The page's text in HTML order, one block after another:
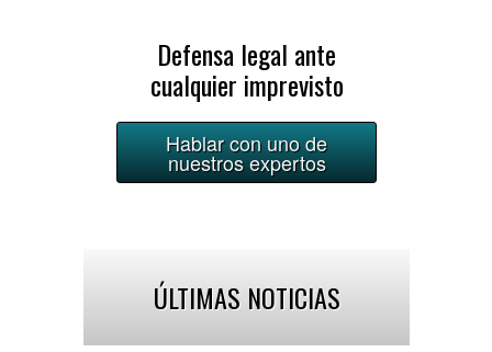
Defensa legal ante
cualquier imprevisto
Hablar con uno de
nuestros expertos
ÚLTIMAS NOTICIAS